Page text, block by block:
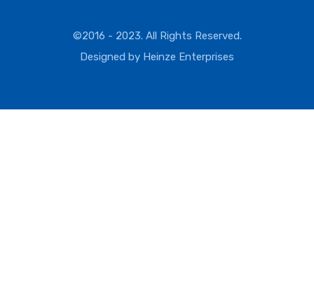
©2016 - 2023. All Rights Reserved.
Designed by Heinze Enterprises